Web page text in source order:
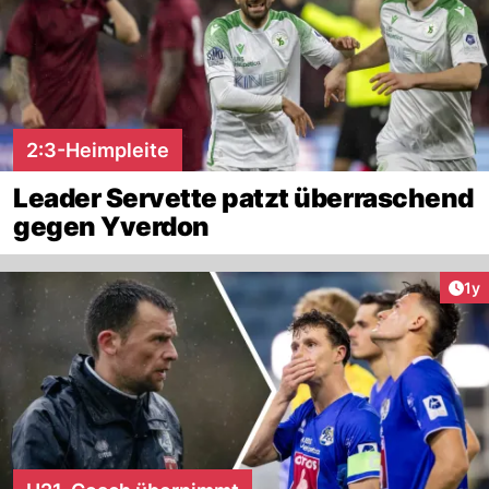
2:3-Heimpleite
Leader Servette patzt überraschend
gegen Yverdon
1y